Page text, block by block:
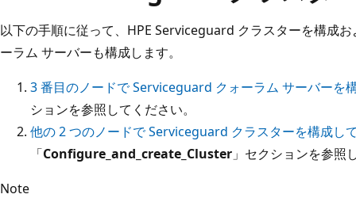
以下の手順に従って、HPE Serviceguard クラスターを構成
ーラム サーバーも構成します。
3 番目のノードで Serviceguard クォーラム サーバーを
ションを参照してください。
他の 2 つのノードで Serviceguard クラスターを構成し
「Configure_and_create_Cluster 」セクションを参照
Note